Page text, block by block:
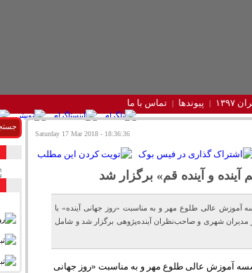
۱۳۹۷ پیوندها تماس با ما
18:36:36 - Saturday 17 Mar 2018
و آینده قم» برگزار شد
آموزش عالی طلوع مهر و به مناسبت «روز جهانی آینده» با
مدیران شهری و صاحب‌نظران آینده‌پژوهی برگزار ‌شد و شامل
آموزش عالی طلوع مهر و به مناسبت «روز جهانی